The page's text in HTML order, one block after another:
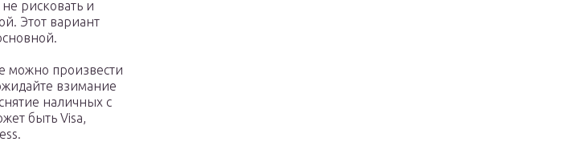
рисковать и
Этот вариант
можно произвести
взимание
наличных с
быть Visa,